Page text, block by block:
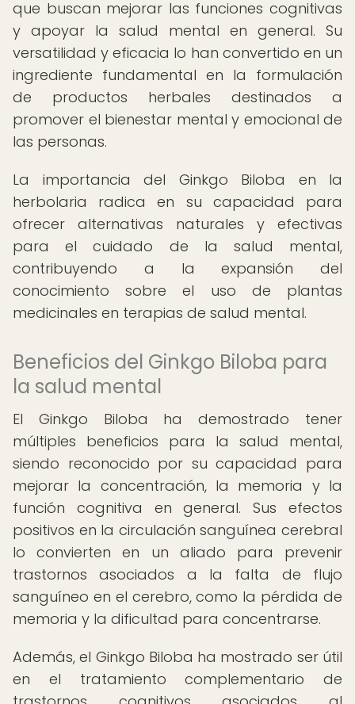
que buscan mejorar las funciones cognitivas
y apoyar la salud mental en general. Su
versatilidad y eficacia lo han convertido en un
ingrediente fundamental en la formulación
de productos herbales destinados a
promover el bienestar mental y emocional de
las personas.
La importancia del Ginkgo Biloba en la
herbolaria radica en su capacidad para
ofrecer alternativas naturales y efectivas
para el cuidado de la salud mental,
contribuyendo a la expansión del
conocimiento sobre el uso de plantas
medicinales en terapias de salud mental.
Beneficios del Ginkgo Biloba para
la salud mental
El Ginkgo Biloba ha demostrado tener
múltiples beneficios para la salud mental,
siendo reconocido por su capacidad para
mejorar la concentración, la memoria y la
función cognitiva en general. Sus efectos
positivos en la circulación sanguínea cerebral
lo convierten en un aliado para prevenir
trastornos asociados a la falta de flujo
sanguíneo en el cerebro, como la pérdida de
memoria y la dificultad para concentrarse.
Además, el Ginkgo Biloba ha mostrado ser útil
en el tratamiento complementario de